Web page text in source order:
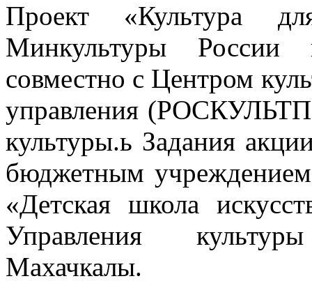
Проект «Культура
Минкультуры
совместно с Центром
управления
культуры.ь Задания
бюджетным учреждением
«Детская школа
Управления
Махачкалы.